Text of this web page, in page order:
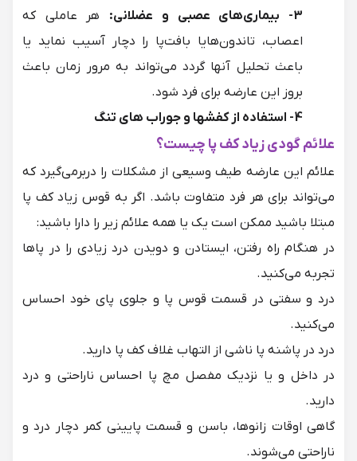
3- بیماری‌های عصبی و عضلانی:
هر عاملی که
اعصاب، تاندون‌هایا بافت‌پا را دچار آسیب نماید یا
باعث تحلیل آنها گردد می‌تواند به مرور زمان باعث
بروز این عارضه برای فرد شود.
4- استفاده از کفشها و جوراب های تنگ
علائم گودی زیاد کف پا چیست؟
علائم این عارضه طیف وسیعی از مشکلات را دربرمی‌گیرد که
می‌تواند برای هر فرد متفاوت باشد. اگر به قوس زیاد کف پا
مبتلا باشید ممکن است یک یا همه علائم زیر را دارا باشید:
در هنگام راه رفتن، ایستادن و دویدن درد زیادی را در پاها
تجربه می‌کنید.
درد و سفتی در قسمت قوس پا و جلوی پای خود احساس
می‌کنید.
درد در پاشنه پا ناشی از التهاب غلاف کف پا دارید.
در داخل و یا نزدیک مفصل مچ پا احساس ناراحتی و درد
دارید.
گاهی اوقات زانوها، باسن و قسمت پایینی کمر دچار درد و
ناراحتی می‌شوند.